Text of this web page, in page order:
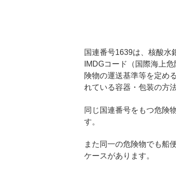
国連番号1639は、核酸水
IMDGコード（国際海上
険物の運送基準等を定め
れている容器・包装の方
同じ国連番号をもつ危険
す。
また同一の危険物でも船
ケースがあります。